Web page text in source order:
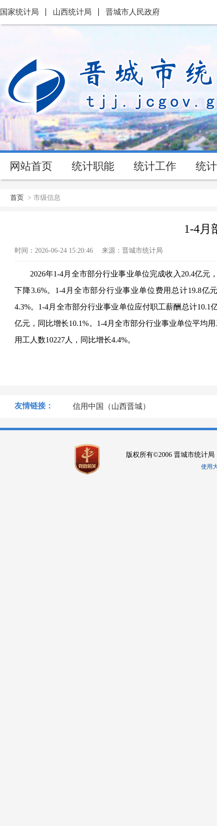
国家统计局 山西统计局 晋城市人民政府
网站首页 统计职能 统计工作 统
首页 > 市级信息
1-4月
时间： 2026-06-24 15:20:46 来源： 晋城市统计局
2026年1-4月全市部分行业事业单位完成收入20.4亿元
下降3.6%。1-4月全市部分行业事业单位费用总计19.8亿
4.3%。1-4月全市部分行业事业单位应付职工薪酬总计
亿元，同比增长10.1%。1-4月全市部分行业事业单位平均
用工人数10227人，同比增长4.4%。
友情链接： 信用中国（山西晋城）
版权所有©2006 晋城市统计局
使用